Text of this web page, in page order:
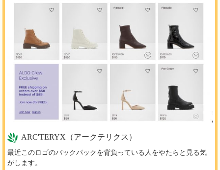
ARC'TERYX（アークテリクス）
最近このロゴのバックパックを背負っている人をやたらと見る気
がします。